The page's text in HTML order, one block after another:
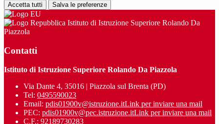
Accetta tutti Salva le preferenze
Istituto di Istruzione Superiore Rolando Da
Piazzola
Contatti
Istituto di Istruzione Superiore Rolando Da Piazzola
Via Dante 4, 35016 | Piazzola sul Brenta (PD)
Tel: 0495590023
Email: pdis01900v@istruzione.itLink per inviare una mail
PEC: pdis01900v@pec.istruzione.itLink per inviare una mail
C.F.: 92189730283